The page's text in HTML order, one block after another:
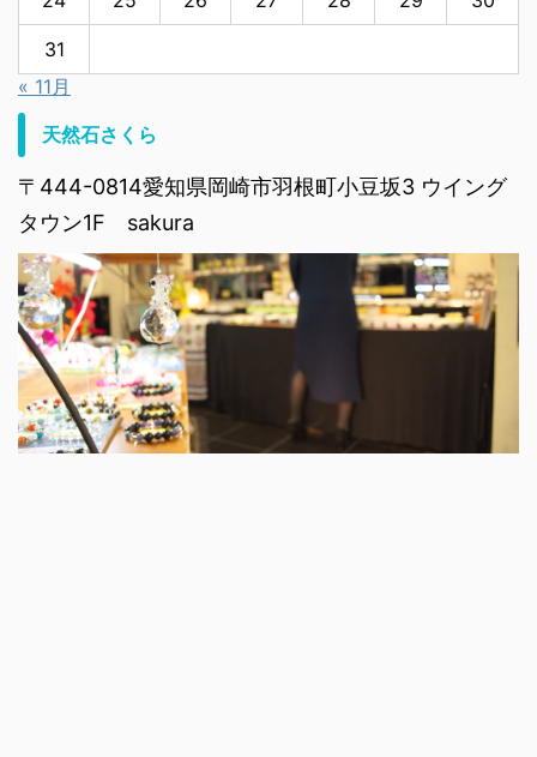
31
« 11月
天然石さくら
〒444-0814愛知県岡崎市羽根町小豆坂3 ウイング
タウン1F sakura